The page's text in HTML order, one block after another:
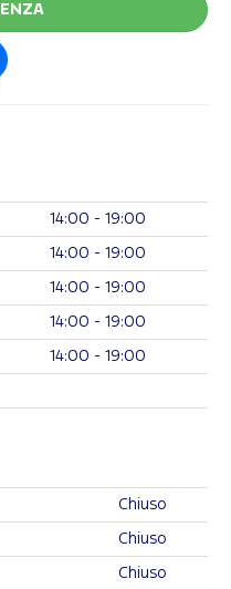
14:00 - 19:00
14:00 - 19:00
14:00 - 19:00
14:00 - 19:00
14:00 - 19:00
Chiuso
Chiuso
Chiuso